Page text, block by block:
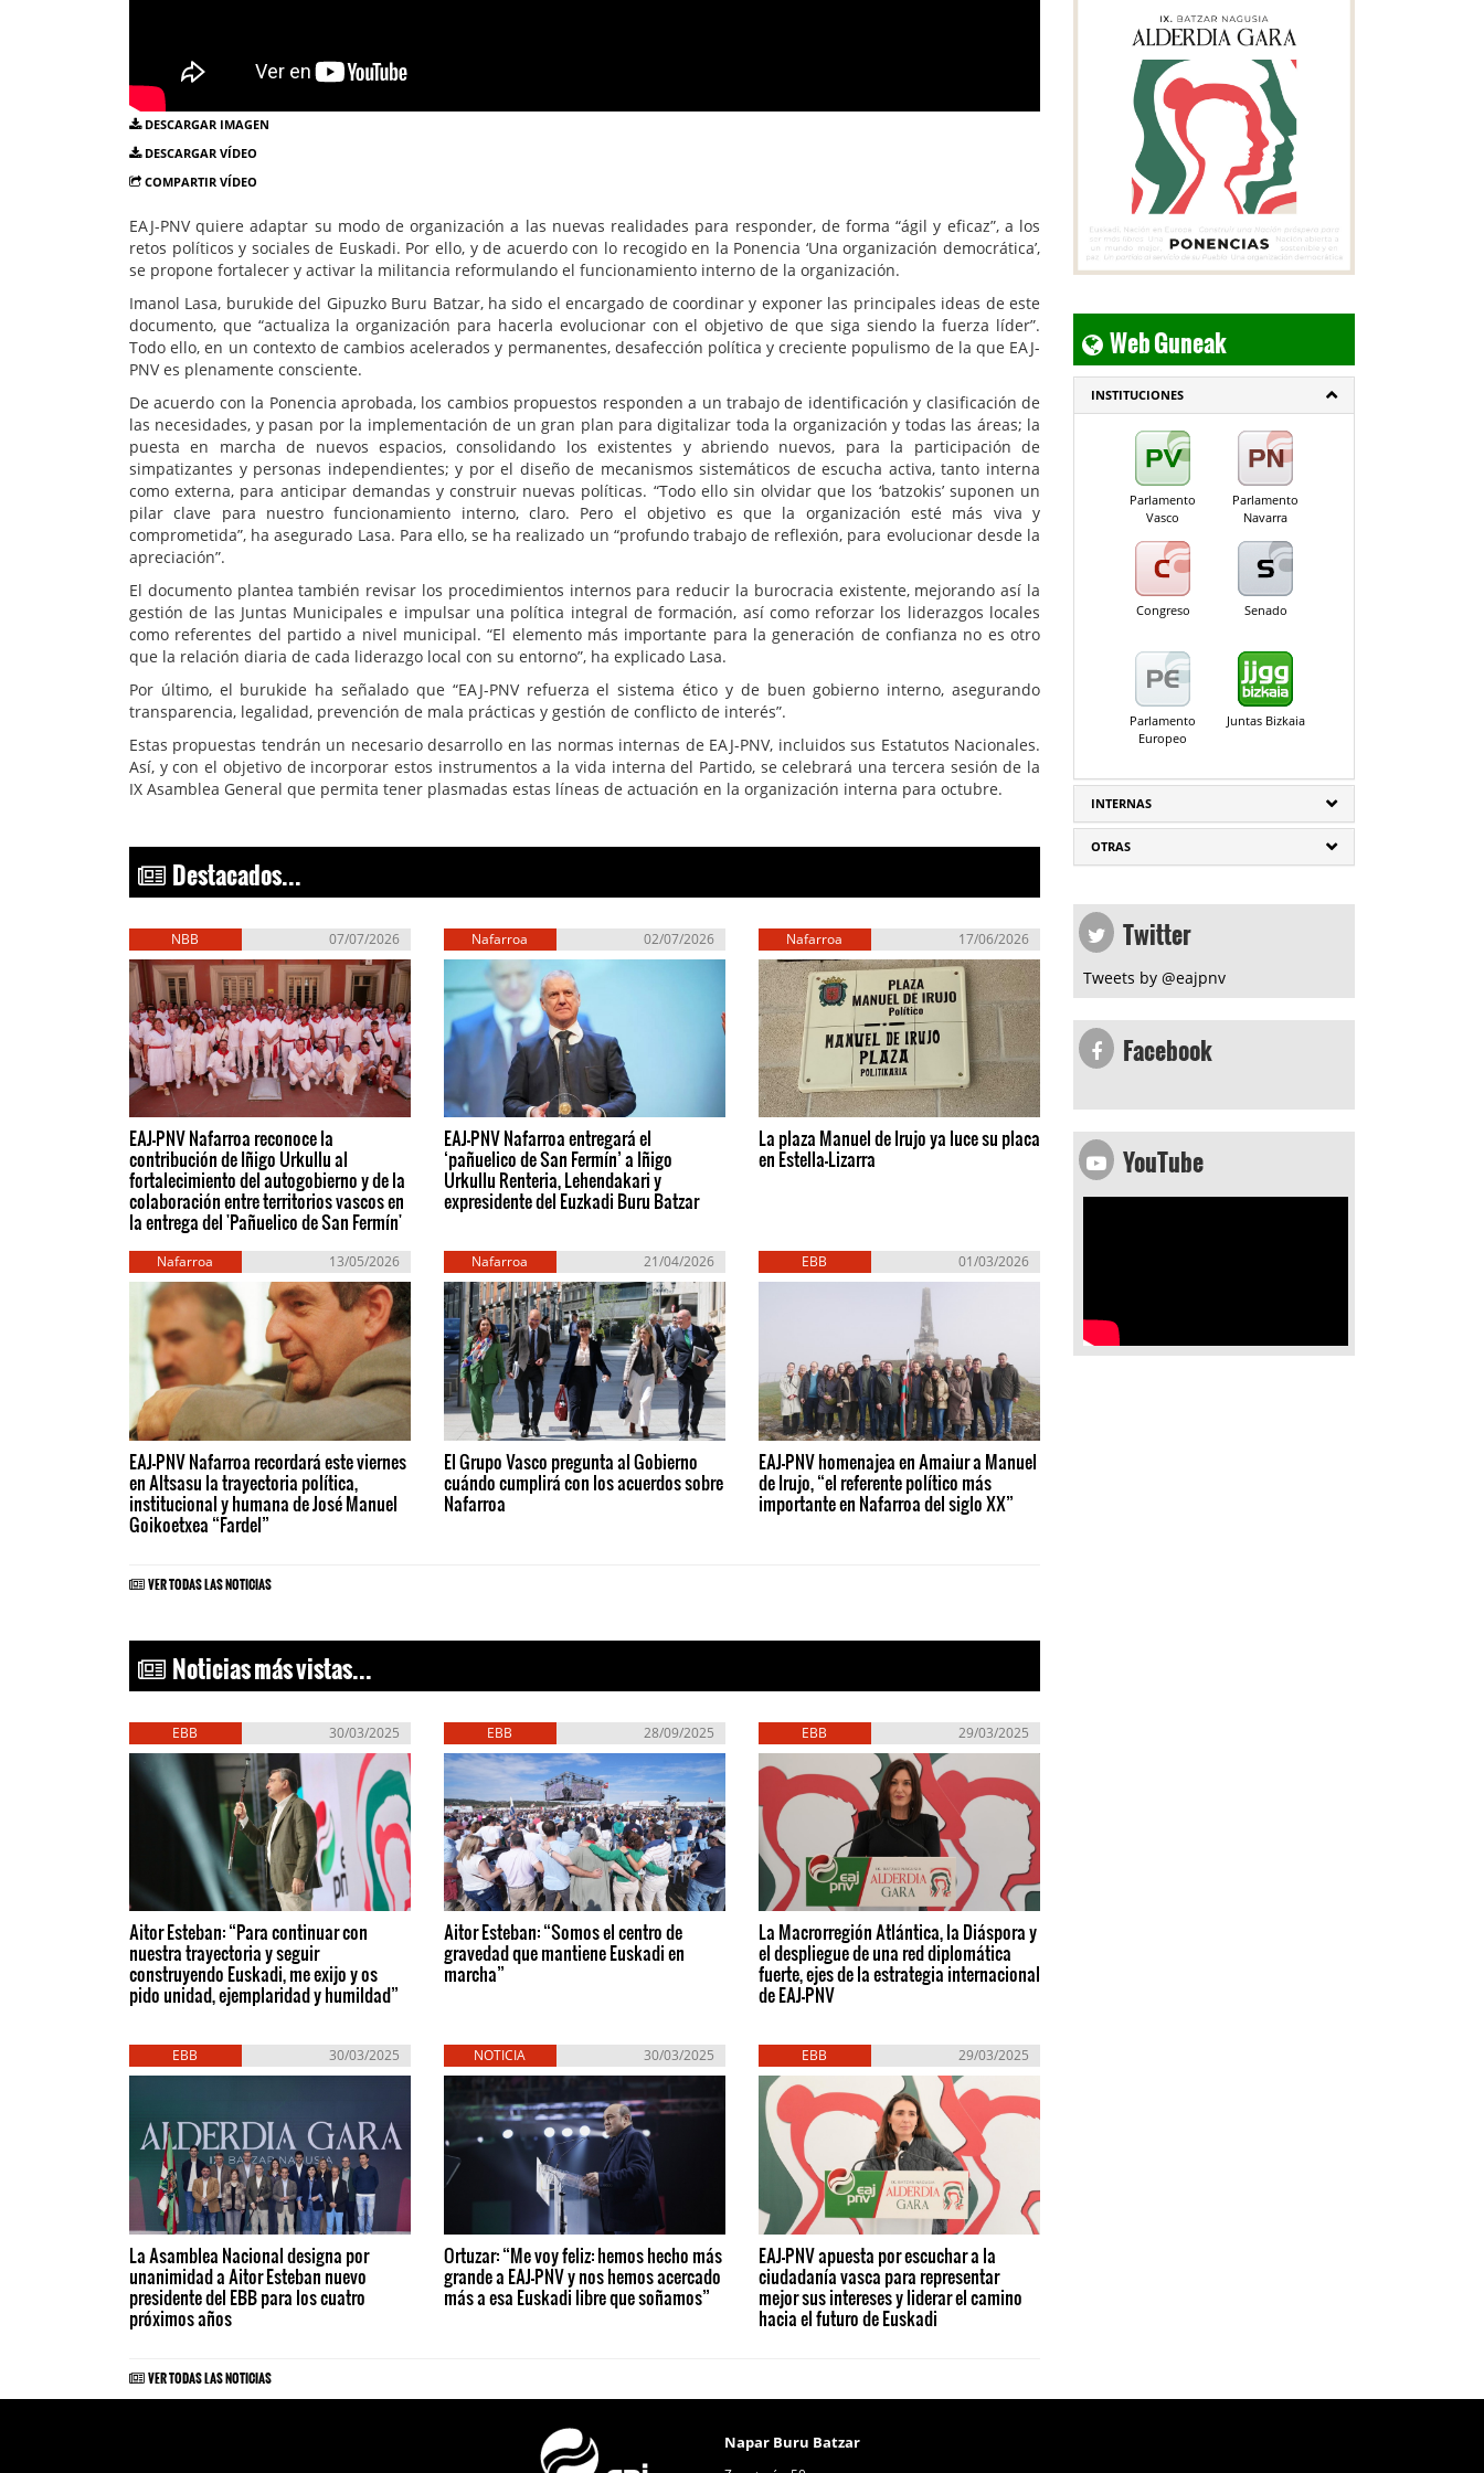
DESCARGAR IMAGEN
DESCARGAR VÍDEO
COMPARTIR VÍDEO
EAJ-PNV quiere adaptar su modo de organización a las nuevas realidades para responder, de forma “ágil y eficaz”, a los
retos políticos y sociales de Euskadi. Por ello, y de acuerdo con lo recogido en la Ponencia ‘Una organización democrática’,
se propone fortalecer y activar la militancia reformulando el funcionamiento interno de la organización.
Imanol Lasa, burukide del Gipuzko Buru Batzar, ha sido el encargado de coordinar y exponer las principales ideas de este
documento, que “actualiza la organización para hacerla evolucionar con el objetivo de que siga siendo la fuerza líder”.
Todo ello, en un contexto de cambios acelerados y permanentes, desafección política y creciente populismo de la que EAJ-
PNV es plenamente consciente.
De acuerdo con la Ponencia aprobada, los cambios propuestos responden a un trabajo de identificación y clasificación de
las necesidades, y pasan por la implementación de un gran plan para digitalizar toda la organización y todas las áreas; la
puesta en marcha de nuevos espacios, consolidando los existentes y abriendo nuevos, para la participación de
simpatizantes y personas independientes; y por el diseño de mecanismos sistemáticos de escucha activa, tanto interna
como externa, para anticipar demandas y construir nuevas políticas. “Todo ello sin olvidar que los ‘batzokis’ suponen un
pilar clave para nuestro funcionamiento interno, claro. Pero el objetivo es que la organización esté más viva y
comprometida”, ha asegurado Lasa. Para ello, se ha realizado un “profundo trabajo de reflexión, para evolucionar desde la
apreciación”.
El documento plantea también revisar los procedimientos internos para reducir la burocracia existente, mejorando así la
gestión de las Juntas Municipales e impulsar una política integral de formación, así como reforzar los liderazgos locales
como referentes del partido a nivel municipal. “El elemento más importante para la generación de confianza no es otro
que la relación diaria de cada liderazgo local con su entorno”, ha explicado Lasa.
Por último, el burukide ha señalado que “EAJ-PNV refuerza el sistema ético y de buen gobierno interno, asegurando
transparencia, legalidad, prevención de mala prácticas y gestión de conflicto de interés”.
Estas propuestas tendrán un necesario desarrollo en las normas internas de EAJ-PNV, incluidos sus Estatutos Nacionales.
Así, y con el objetivo de incorporar estos instrumentos a la vida interna del Partido, se celebrará una tercera sesión de la
IX Asamblea General que permita tener plasmadas estas líneas de actuación en la organización interna para octubre.
Destacados...
NBB 07/07/2026
EAJ-PNV Nafarroa reconoce la
contribución de Iñigo Urkullu al
fortalecimiento del autogobierno y de la
colaboración entre territorios vascos en
la entrega del 'Pañuelico de San Fermín'
Nafarroa 02/07/2026
EAJ-PNV Nafarroa entregará el
‘pañuelico de San Fermín’ a Iñigo
Urkullu Renteria, Lehendakari y
expresidente del Euzkadi Buru Batzar
Nafarroa 17/06/2026
La plaza Manuel de Irujo ya luce su placa
en Estella-Lizarra
Nafarroa 13/05/2026
EAJ-PNV Nafarroa recordará este viernes
en Altsasu la trayectoria política,
institucional y humana de José Manuel
Goikoetxea “Fardel”
Nafarroa 21/04/2026
El Grupo Vasco pregunta al Gobierno
cuándo cumplirá con los acuerdos sobre
Nafarroa
EBB 01/03/2026
EAJ-PNV homenajea en Amaiur a Manuel
de Irujo, “el referente político más
importante en Nafarroa del siglo XX”
VER TODAS LAS NOTICIAS
Noticias más vistas...
EBB 30/03/2025
Aitor Esteban: “Para continuar con
nuestra trayectoria y seguir
construyendo Euskadi, me exijo y os
pido unidad, ejemplaridad y humildad”
EBB 28/09/2025
Aitor Esteban: “Somos el centro de
gravedad que mantiene Euskadi en
marcha”
EBB 29/03/2025
La Macrorregión Atlántica, la Diáspora y
el despliegue de una red diplomática
fuerte, ejes de la estrategia internacional
de EAJ-PNV
EBB 30/03/2025
La Asamblea Nacional designa por
unanimidad a Aitor Esteban nuevo
presidente del EBB para los cuatro
próximos años
NOTICIA 30/03/2025
Ortuzar: “Me voy feliz: hemos hecho más
grande a EAJ-PNV y nos hemos acercado
más a esa Euskadi libre que soñamos”
EBB 29/03/2025
EAJ-PNV apuesta por escuchar a la
ciudadanía vasca para representar
mejor sus intereses y liderar el camino
hacia el futuro de Euskadi
VER TODAS LAS NOTICIAS
Web Guneak
INSTITUCIONES
Parlamento
Vasco
Parlamento
Navarra
Congreso Senado
Parlamento
Europeo
Juntas Bizkaia
INTERNAS
OTRAS
Twitter
Tweets by @eajpnv
Facebook
YouTube
Napar Buru Batzar